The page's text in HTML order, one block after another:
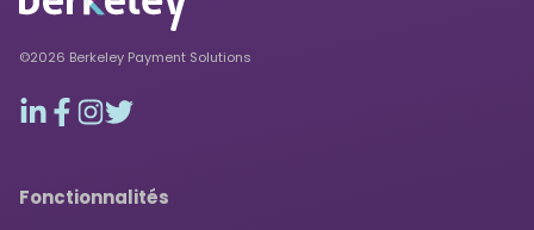
©2026 Berkeley Payment Solutions
Fonctionnalités